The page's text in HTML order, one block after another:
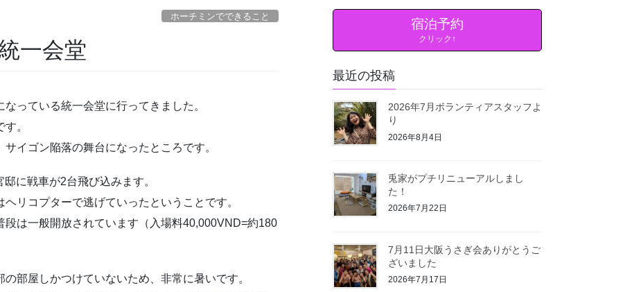
ホーチミンでできること
一会堂
っている統一会堂に行ってきました。
。
イゴン陥落の舞台になったところです。
に戦車が2台飛び込みます。
リコプターで逃げていったということです。
は一般開放されています（入場料40,000VND=約180
部屋しかつけていないため、非常に暑いです。
宿泊予約
クリック↑
最近の投稿
2026年7月ボランティアスタッフよ
り
2026年8月4日
兎家がプチリニューアルしまし
た！
2026年7月22日
7月11日大阪うさぎ会ありがとうご
ざいました
2026年7月17日